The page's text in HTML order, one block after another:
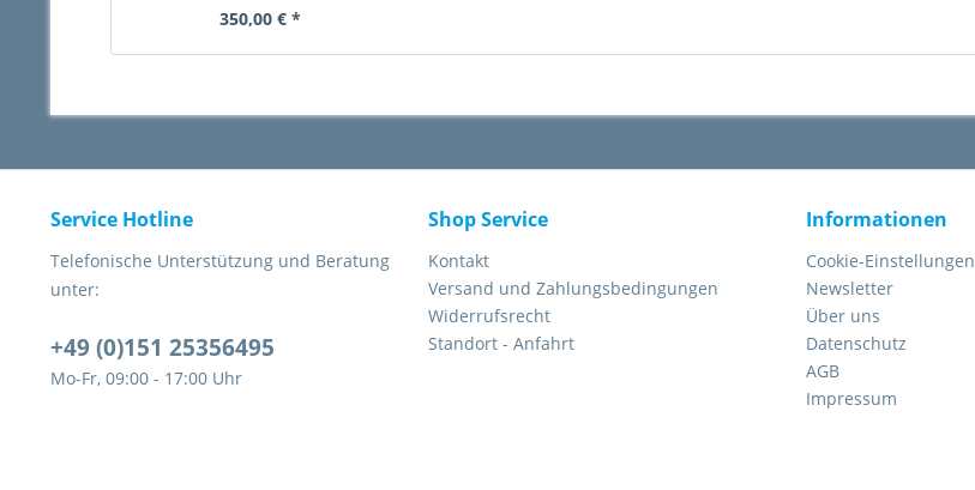
350,00 € *
Service Hotline
Telefonische Unterstützung und Beratung
unter:
+49 (0)151 25356495
Mo-Fr, 09:00 - 17:00 Uhr
Shop Service
Kontakt
Versand und Zahlungsbedingungen
Widerrufsrecht
Standort - Anfahrt
Informationen
Cookie-Einstellungen
Newsletter
Über uns
Datenschutz
AGB
Impressum